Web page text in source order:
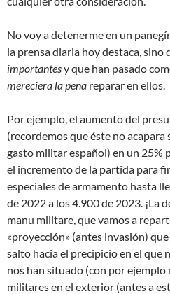
No voy a detenerme en un
la prensa diaria hoy destaca, sino
importantesy que han pasado
mereciera la pena reparar en ellos.
Por ejemplo, el aumento del
(recordemos que éste no
gasto militar español) en un 25%
el incremento de la partida para
especiales de armamento hasta
de 2022 a los 4.900 de 2023. ¡La
manu militare, que vamos a
«proyección» (antes invasión)
salto hacia el precipicio en el que
nos han situado (con por
militares en el exterior (antes a